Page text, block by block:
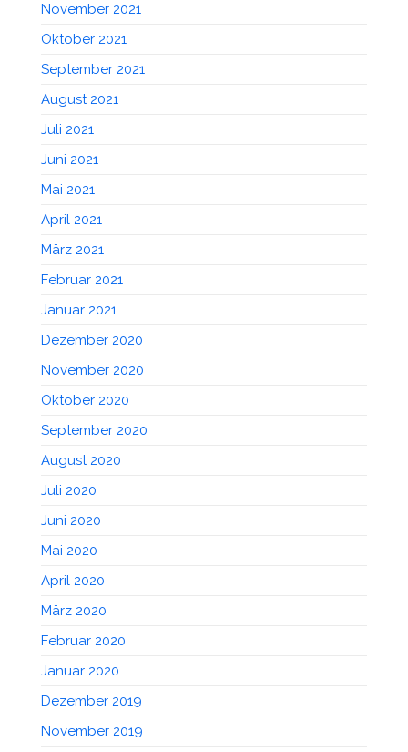
November 2021
Oktober 2021
September 2021
August 2021
Juli 2021
Juni 2021
Mai 2021
April 2021
März 2021
Februar 2021
Januar 2021
Dezember 2020
November 2020
Oktober 2020
September 2020
August 2020
Juli 2020
Juni 2020
Mai 2020
April 2020
März 2020
Februar 2020
Januar 2020
Dezember 2019
November 2019